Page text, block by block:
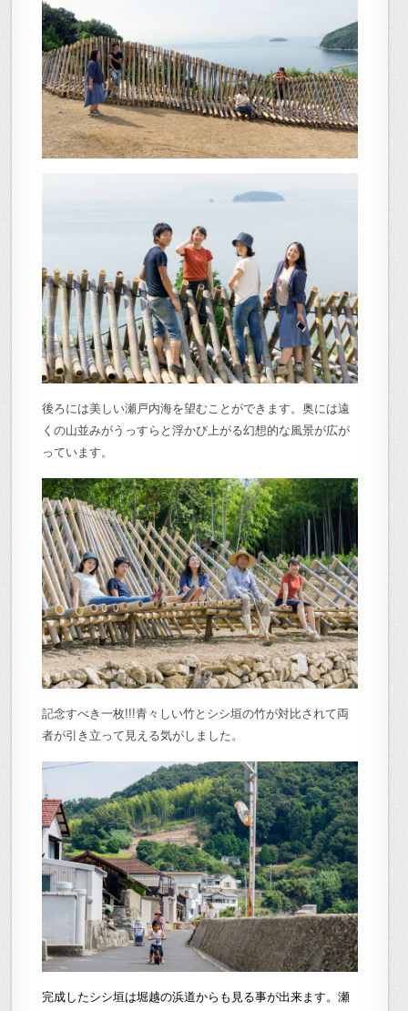
後ろには美しい瀬戸内海を望むことができます。奥には遠
くの山並みがうっすらと浮かび上がる幻想的な風景が広が
っています。
記念すべき一枚!!!青々しい竹とシシ垣の竹が対比されて両
者が引き立って見える気がしました。
完成したシシ垣は堀越の浜道からも見る事が出来ます。瀬